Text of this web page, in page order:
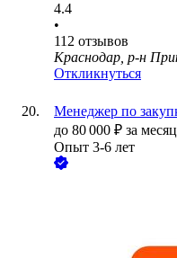
4.4
•
112 отзывов
Краснодар, р-н
Откликнуться
Менеджер по
до 80 000 ₽ за
Опыт 3-6 лет